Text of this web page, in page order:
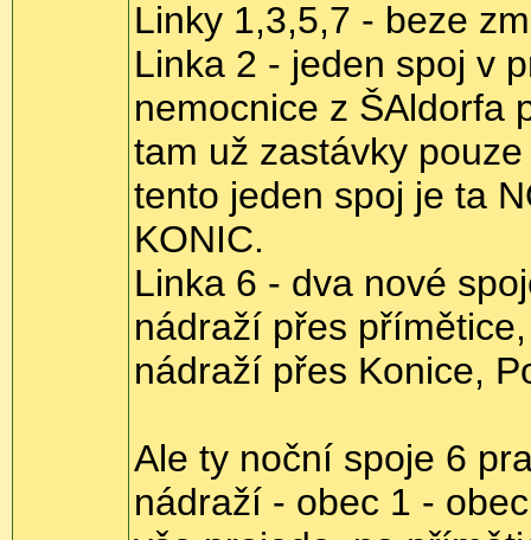
Linky 1,3,5,7 - beze
Linka 2 - jeden spoj v
nemocnice z ŠAldorfa
tam už zastávky
tento jeden spoj je ta
KONIC.
Linka 6 - dva nové
nádraží přes
nádraží přes Konice,
Ale ty noční spoje 6
nádraží - obec 1 -